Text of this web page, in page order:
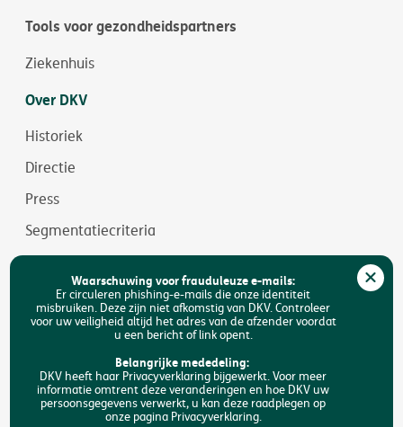
Tools voor gezondheidspartners
Ziekenhuis
Over DKV
Historiek
Directie
Press
Segmentatiecriteria
Jobs
Duurzaamheid
Toegankelijkheid
Zoeken
Waarschuwing voor frauduleuze e-mails:
Er circuleren phishing-e-mails die onze identiteit
misbruiken. Deze zijn niet afkomstig van DKV. Controleer
voor uw veiligheid altijd het adres van de afzender voordat
u een bericht of link opent.
Belangrijke mededeling:
DKV heeft haar Privacyverklaring bijgewerkt. Voor meer
informatie omtrent deze veranderingen en hoe DKV uw
persoonsgegevens verwerkt, u kan deze raadplegen op
onze pagina Privacyverklaring.